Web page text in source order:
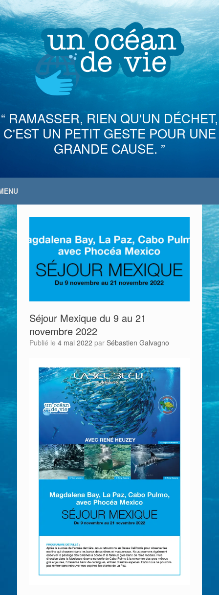
Skip
to
content
“ RAMASSER, RIEN QU'UN DÉCHET,
C'EST UN PETIT GESTE POUR UNE
GRANDE CAUSE. ”
Séjour Mexique du 9 au 21
novembre 2022
Publié le 4 mai 2022 par Sébastien Galvagno